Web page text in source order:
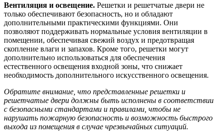
Вентиляция и освещение. Решетки и решетчатые двери не
только обеспечивают безопасность, но и обладают
дополнительными практическими функциями. Они
позволяют поддерживать нормальные условия вентиляции в
помещении, обеспечивая свежий воздух и предотвращая
скопление влаги и запахов. Кроме того, решетки могут
дополнительно использоваться для обеспечения
естественного освещения входной зоны, что снижает
необходимость дополнительного искусственного освещения.
Обратите внимание, что представленные решетки и
решетчатые двери должны быть исполнены в соответствии
с безопасными стандартами и правилами, чтобы не
нарушать пожарную безопасность и возможность быстрого
выхода из помещения в случае чрезвычайных ситуаций.